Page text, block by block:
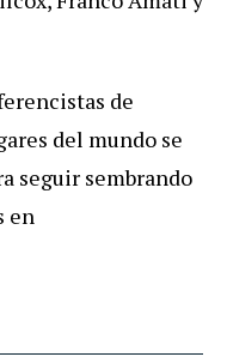
de
del mundo se
seguir sembrando
en